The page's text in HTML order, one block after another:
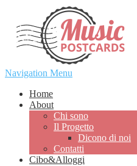
Navigation Menu
Home
About
Chi sono
Il Progetto
Dicono di noi
Contatti
Cibo&Alloggi